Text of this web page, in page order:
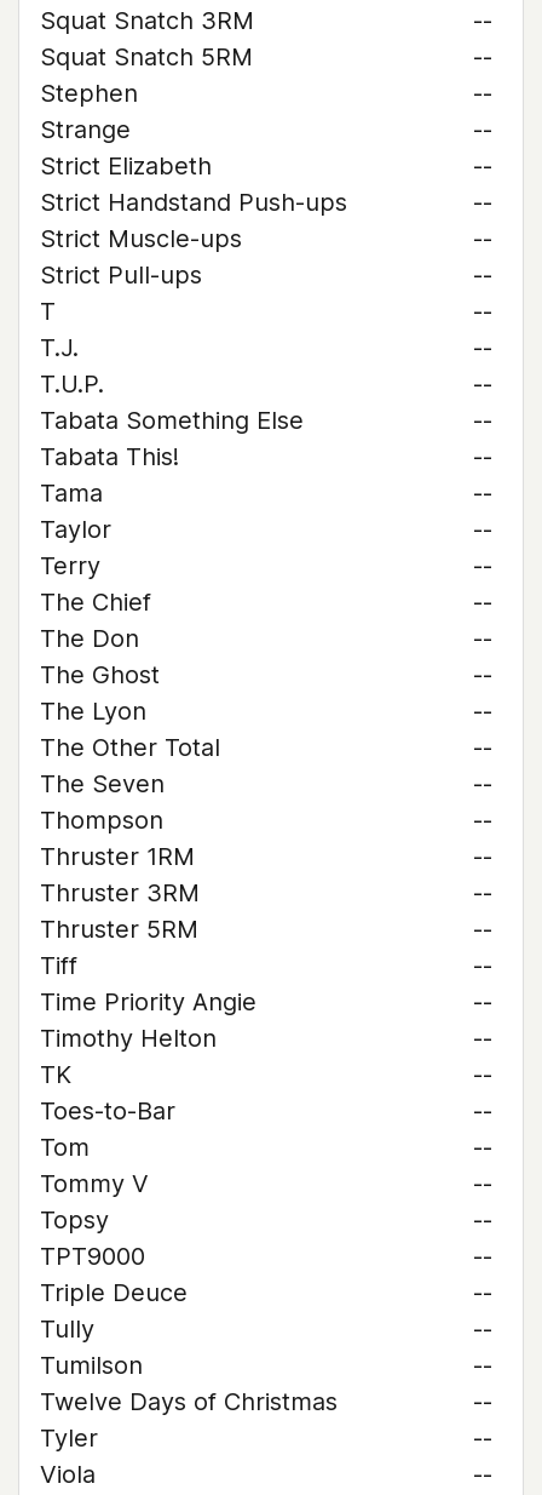
Squat Snatch 3RM
--
Squat Snatch 5RM
--
Stephen
--
Strange
--
Strict Elizabeth
--
Strict Handstand Push-ups
--
Strict Muscle-ups
--
Strict Pull-ups
--
T
--
T.J.
--
T.U.P.
--
Tabata Something Else
--
Tabata This!
--
Tama
--
Taylor
--
Terry
--
The Chief
--
The Don
--
The Ghost
--
The Lyon
--
The Other Total
--
The Seven
--
Thompson
--
Thruster 1RM
--
Thruster 3RM
--
Thruster 5RM
--
Tiff
--
Time Priority Angie
--
Timothy Helton
--
TK
--
Toes-to-Bar
--
Tom
--
Tommy V
--
Topsy
--
TPT9000
--
Triple Deuce
--
Tully
--
Tumilson
--
Twelve Days of Christmas
--
Tyler
--
Viola
--